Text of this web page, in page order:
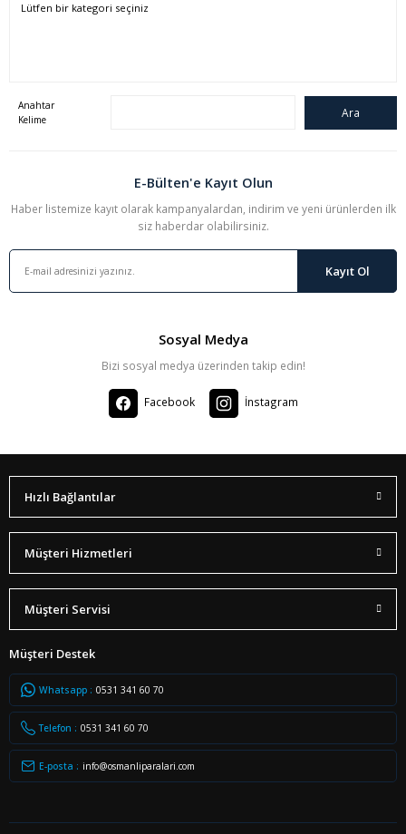
Anahtar
Kelime
E-Bülten'e Kayıt Olun
Haber listemize kayıt olarak kampanyalardan, indirim ve yeni ürünlerden ilk
siz haberdar olabilirsiniz.
Kayıt Ol
Sosyal Medya
Bizi sosyal medya üzerinden takip edin!
Facebook İnstagram
Hızlı Bağlantılar
Müşteri Hizmetleri
Müşteri Servisi
Müşteri Destek
Whatsapp : 0531 341 60 70
Telefon : 0531 341 60 70
E-posta : info@osmanliparalari.com